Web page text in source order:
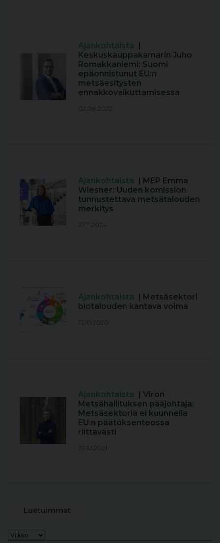
Ajankohtaista |
Keskuskauppakamarin Juho
Romakkaniemi: Suomi
epäonnistunut EU:n
metsäesitysten
ennakkovaikuttamisessa
02.08.2022
Ajankohtaista | MEP Emma
Wiesner: Uuden komission
tunnustettava metsätalouden
merkitys
27.11.2024
Ajankohtaista | Metsäsektori
biotalouden kantava voima
15.10.2020
Ajankohtaista | Viron
Metsähallituksen pääjohtaja:
Metsäsektoria ei kuunnella
EU:n päätöksenteossa
riittävästi
27.10.2021
Luetuimmat